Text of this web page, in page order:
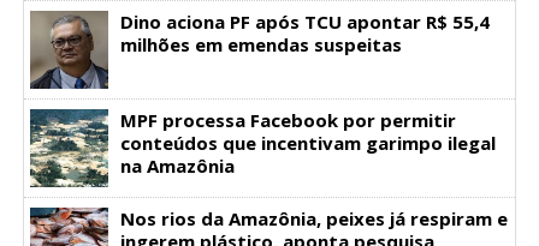
Dino aciona PF após TCU apontar R$ 55,4
milhões em emendas suspeitas
MPF processa Facebook por permitir
conteúdos que incentivam garimpo ilegal
na Amazônia
Nos rios da Amazônia, peixes já respiram e